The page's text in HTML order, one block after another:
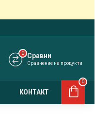
Сравни
Сравнение на продукти
0
КОНТАКТ
0